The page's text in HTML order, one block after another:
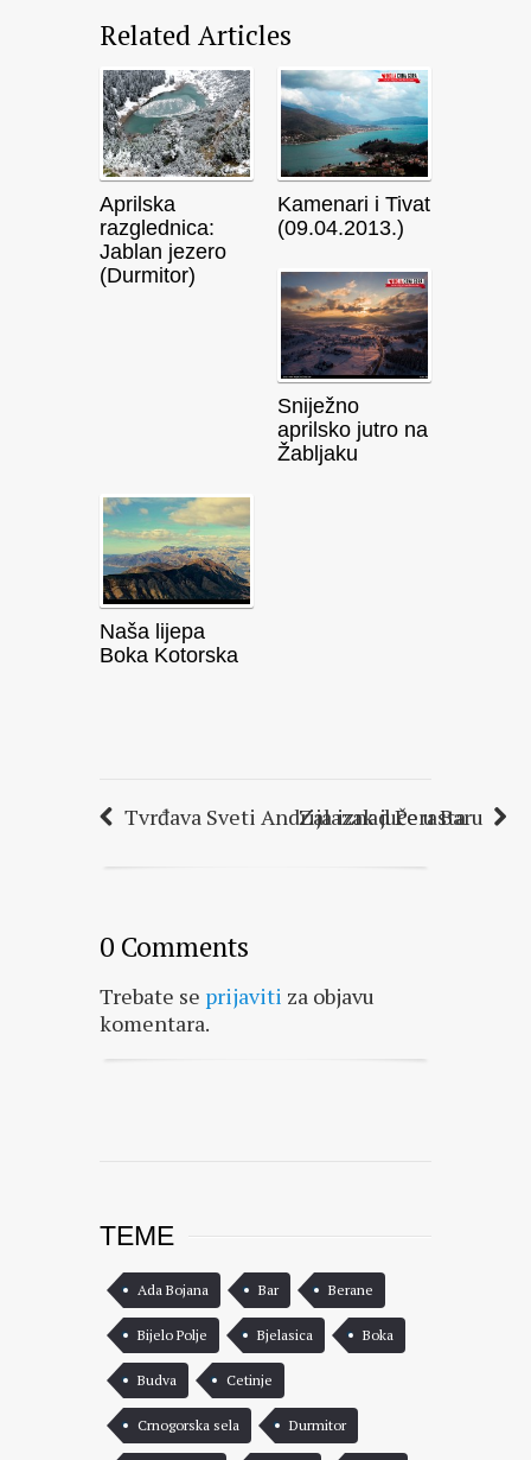
Related Articles
Aprilska
razglednica:
Jablan jezero
(Durmitor)
Kamenari i Tivat
(09.04.2013.)
Sniježno
aprilsko jutro na
Žabljaku
Naša lijepa
Boka Kotorska
Tvrđava Sveti Andrija iznad Perasta
Zalazak juče u Baru
0 Comments
Trebate se prijaviti za objavu
komentara.
TEME
Ada Bojana Bar Berane
Bijelo Polje Bjelasica Boka
Budva Cetinje
Crnogorska sela Durmitor